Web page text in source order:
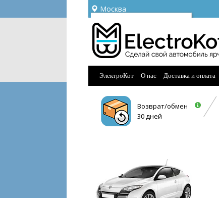
Москва
Ваш город —
Угадали?
ЭлектроКот О нас Доставка и оплата
Возврат/обмен
30 дней